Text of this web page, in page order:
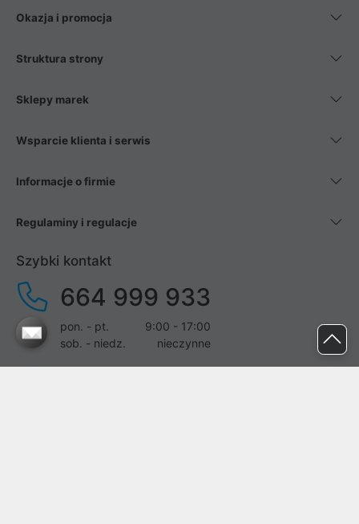
Okazja i promocja
Struktura strony
Sklepy marek
Wsparcie klienta i serwis
Informacje o firmie
Regulaminy i regulacje
Szybki kontakt
664 999 933
pon. - pt.
9:00 - 17:00
sob. - niedz.
nieczynne